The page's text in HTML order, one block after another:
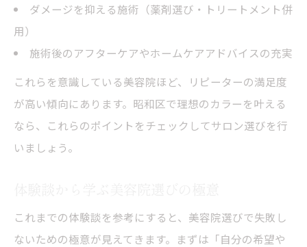
ダメージを抑える施術（薬剤選び・トリートメント併
用）
施術後のアフターケアやホームケアアドバイスの充実
これらを意識している美容院ほど、リピーターの満足度
が高い傾向にあります。昭和区で理想のカラーを叶える
なら、これらのポイントをチェックしてサロン選びを行
いましょう。
これまでの体験談を参考にすると、美容院選びで失敗し
ないための極意が見えてきます。まずは「自分の希望や